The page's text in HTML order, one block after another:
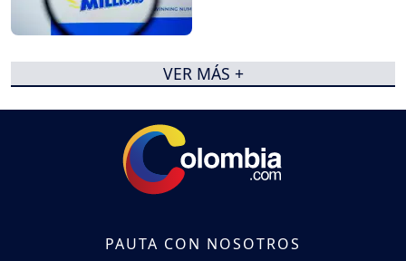
VER MÁS +
PAUTA CON NOSOTROS